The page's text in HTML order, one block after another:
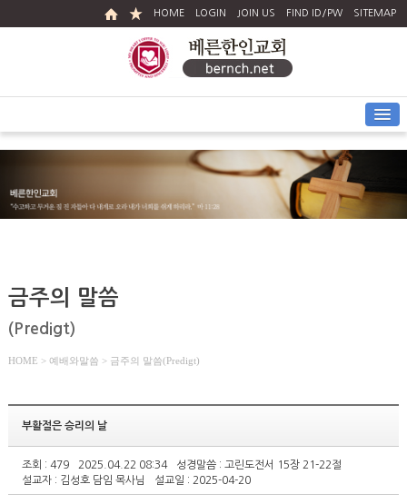
HOME LOGIN JOIN US FIND ID/PW SITEMAP
금주의 말씀
(Predigt)
HOME > 예배와말씀 > 금주의 말씀(Predigt)
부활절은 승리의 날
조회 : 479 2025.04.22 08:34
성경말씀 : 고린도전서 15장 21-22절
설교자 : 김성호 담임 목사님
설교일 : 2025-04-20